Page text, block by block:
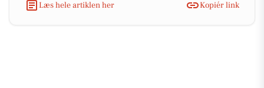
Læs hele artiklen her
Kopiér link